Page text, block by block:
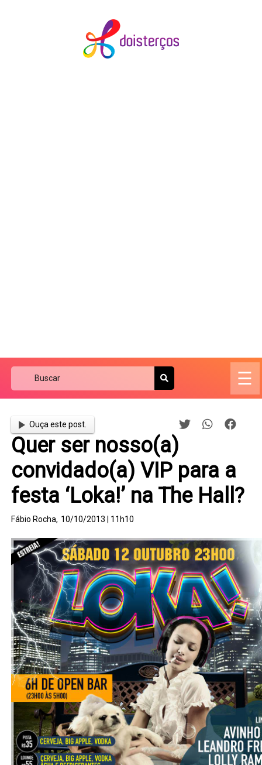
☰
Ouça este post.
Quer ser nosso(a)
convidado(a) VIP para a
festa ‘Loka!’ na The Hall?
Fábio Rocha, 10/10/2013 | 11h10